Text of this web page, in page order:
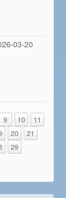
03-20
9 10
11
20
21
29